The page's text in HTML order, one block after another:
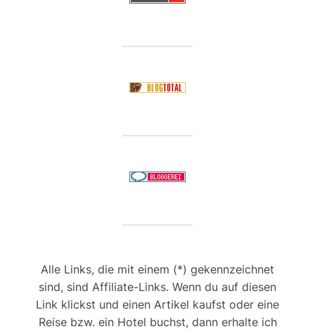
Alle Links, die mit einem (*) gekennzeichnet
sind, sind Affiliate-Links. Wenn du auf diesen
Link klickst und einen Artikel kaufst oder eine
Reise bzw. ein Hotel buchst, dann erhalte ich